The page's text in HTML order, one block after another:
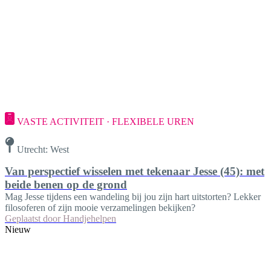
VASTE ACTIVITEIT · FLEXIBELE UREN
Utrecht: West
Van perspectief wisselen met tekenaar Jesse (45): met
beide benen op de grond
Mag Jesse tijdens een wandeling bij jou zijn hart uitstorten? Lekker
filosoferen of zijn mooie verzamelingen bekijken?
Geplaatst door Handjehelpen
Nieuw